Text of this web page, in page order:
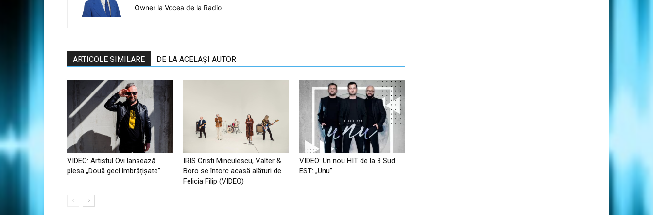
Owner la Vocea de la Radio
ARTICOLE SIMILARE DE LA ACELAȘI AUTOR
VIDEO: Artistul Ovi lansează
piesa „Două geci îmbrățișate”
IRIS Cristi Minculescu, Valter &
Boro se întorc acasă alături de
Felicia Filip (VIDEO)
VIDEO: Un nou HIT de la 3 Sud
EST: „Unu”